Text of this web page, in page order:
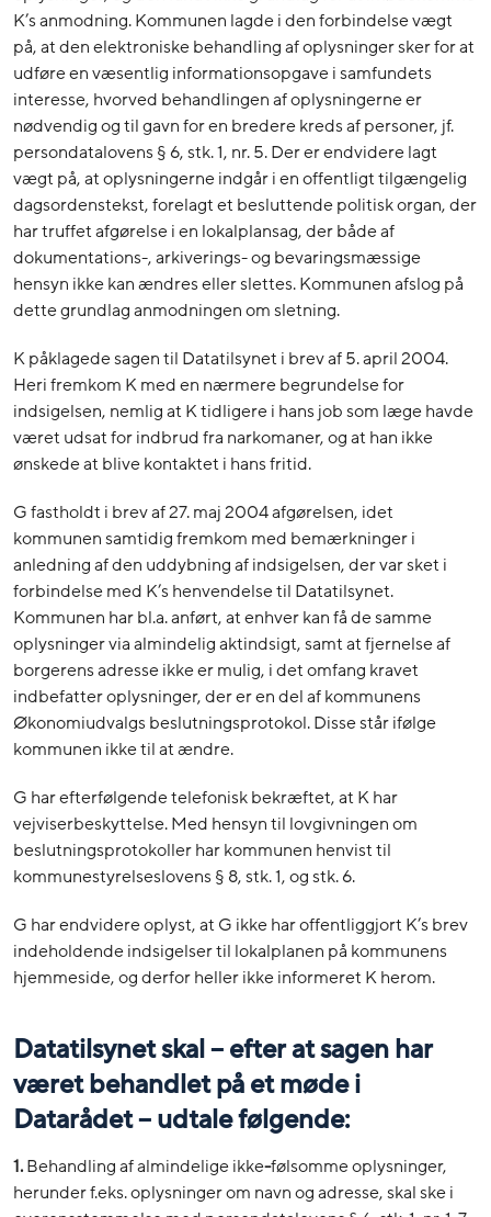
K’s anmodning. Kommunen lagde i den forbindelse vægt
på, at den elektroniske behandling af oplysninger sker for at
udføre en væsentlig informationsopgave i samfundets
interesse, hvorved behandlingen af oplysningerne er
nødvendig og til gavn for en bredere kreds af personer, jf.
persondatalovens § 6, stk. 1, nr. 5. Der er endvidere lagt
vægt på, at oplysningerne indgår i en offentligt tilgængelig
dagsordenstekst, forelagt et besluttende politisk organ, der
har truffet afgørelse i en lokalplansag, der både af
dokumentations-, arkiverings- og bevaringsmæssige
hensyn ikke kan ændres eller slettes. Kommunen afslog på
dette grundlag anmodningen om sletning.
K påklagede sagen til Datatilsynet i brev af 5. april 2004.
Heri fremkom K med en nærmere begrundelse for
indsigelsen, nemlig at K tidligere i hans job som læge havde
været udsat for indbrud fra narkomaner, og at han ikke
ønskede at blive kontaktet i hans fritid.
G fastholdt i brev af 27. maj 2004 afgørelsen, idet
kommunen samtidig fremkom med bemærkninger i
anledning af den uddybning af indsigelsen, der var sket i
forbindelse med K’s henvendelse til Datatilsynet.
Kommunen har bl.a. anført, at enhver kan få de samme
oplysninger via almindelig aktindsigt, samt at fjernelse af
borgerens adresse ikke er mulig, i det omfang kravet
indbefatter oplysninger, der er en del af kommunens
Økonomiudvalgs beslutningsprotokol. Disse står ifølge
kommunen ikke til at ændre.
G har efterfølgende telefonisk bekræftet, at K har
vejviserbeskyttelse. Med hensyn til lovgivningen om
beslutningsprotokoller har kommunen henvist til
kommunestyrelseslovens § 8, stk. 1, og stk. 6.
G har endvidere oplyst, at G ikke har offentliggjort K’s brev
indeholdende indsigelser til lokalplanen på kommunens
hjemmeside, og derfor heller ikke informeret K herom.
Datatilsynet skal – efter at sagen har
været behandlet på et møde i
Datarådet – udtale følgende:
1.Behandling af almindelige ikke-følsomme oplysninger,
herunder f.eks. oplysninger om navn og adresse, skal ske i